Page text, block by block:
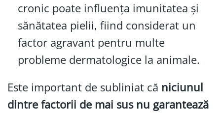
cronic poate influența imunitatea și
sănătatea pielii, fiind considerat un
factor agravant pentru multe
probleme dermatologice la animale.
Este important de subliniat că niciunul
dintre factorii de mai sus nu garantează